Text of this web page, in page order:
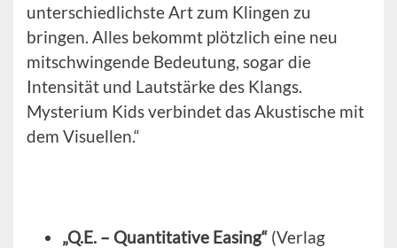
unterschiedlichste Art zum Klingen zu
bringen. Alles bekommt plötzlich eine neu
mitschwingende Bedeutung, sogar die
Intensität und Lautstärke des Klangs.
Mysterium Kids verbindet das Akustische mit
dem Visuellen.“
„Q.E. – Quantitative Easing“ (Verlag